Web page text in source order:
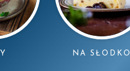
NA SŁODKO